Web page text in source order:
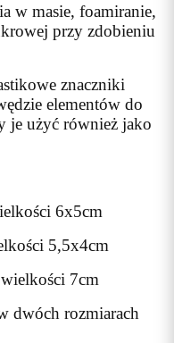
w masie, foamiranie,
przy zdobieniu
znaczniki
elementów do
je użyć również jako
6x5cm
5,5x4cm
7cm
dwóch rozmiarach